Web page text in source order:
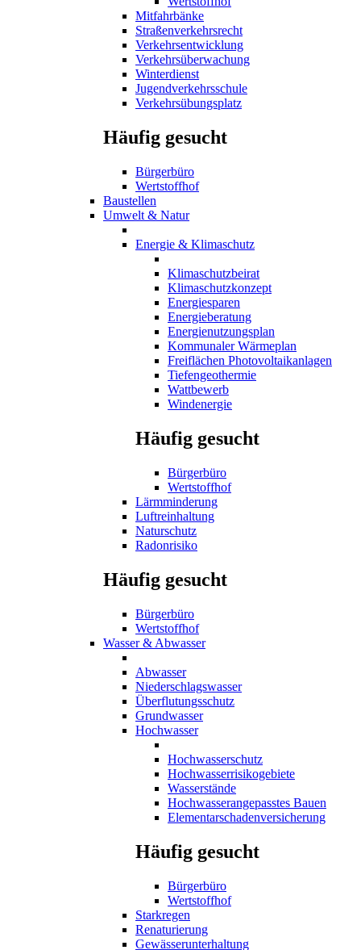
Mitfahrbänke
Straßenverkehrsrecht
Verkehrsentwicklung
Verkehrsüberwachung
Winterdienst
Jugendverkehrsschule
Verkehrsübungsplatz
Häufig gesucht
Bürgerbüro
Wertstoffhof
Baustellen
Umwelt & Natur
Energie & Klimaschutz
Klimaschutzbeirat
Klimaschutzkonzept
Energiesparen
Energieberatung
Energienutzungsplan
Kommunaler Wärmeplan
Freiflächen Photovoltaikanlagen
Tiefengeothermie
Wattbewerb
Windenergie
Häufig gesucht
Bürgerbüro
Wertstoffhof
Lärmminderung
Luftreinhaltung
Naturschutz
Radonrisiko
Häufig gesucht
Bürgerbüro
Wertstoffhof
Wasser & Abwasser
Abwasser
Niederschlagswasser
Überflutungsschutz
Grundwasser
Hochwasser
Hochwasserschutz
Hochwasserrisikogebiete
Wasserstände
Hochwasserangepasstes Bauen
Elementarschadenversicherung
Häufig gesucht
Bürgerbüro
Wertstoffhof
Starkregen
Renaturierung
Gewässerunterhaltung